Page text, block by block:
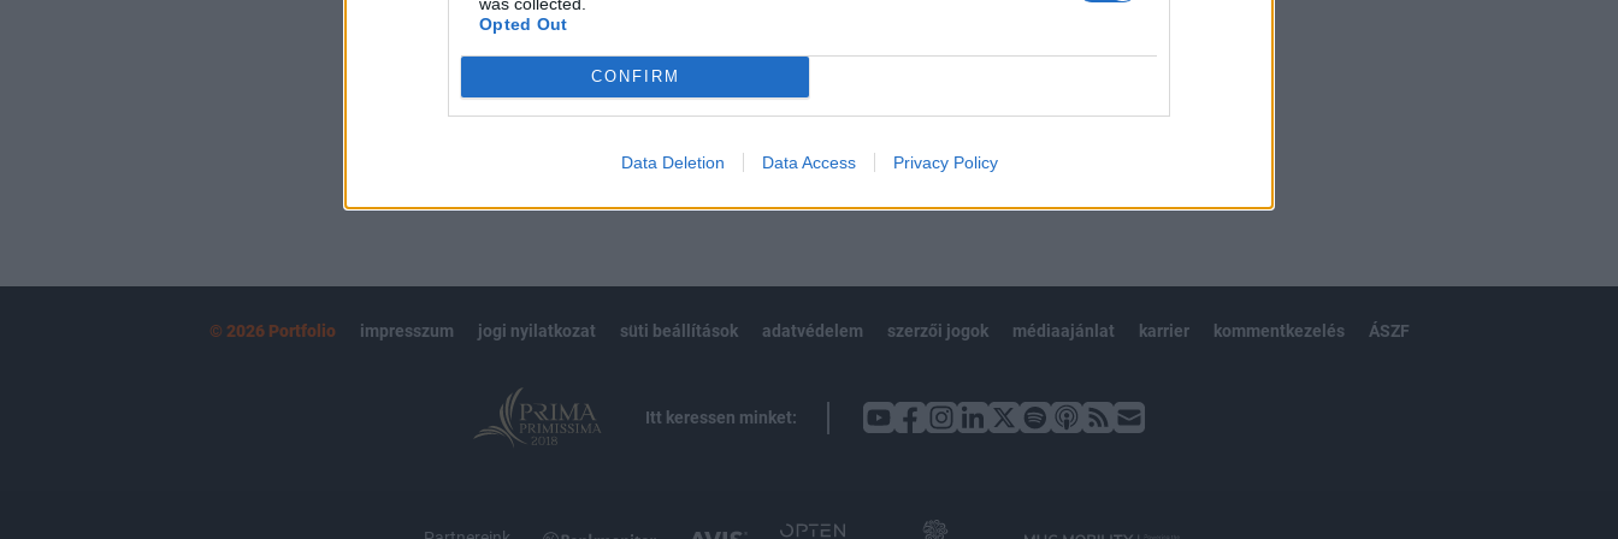
Opted Out
CONFIRM
Data Deletion Data Access Privacy Policy
kötéslistái
Előfizetés
MÁR ELŐFIZETŐNK VAGY? BEJELENTKEZÉS
© 2026 Portfolio impresszum jogi nyilatkozat süti beállítások adatvédelem szerzői jogok médiaajánlat karrier kommentkezelés ÁSZF
Itt keressen minket: